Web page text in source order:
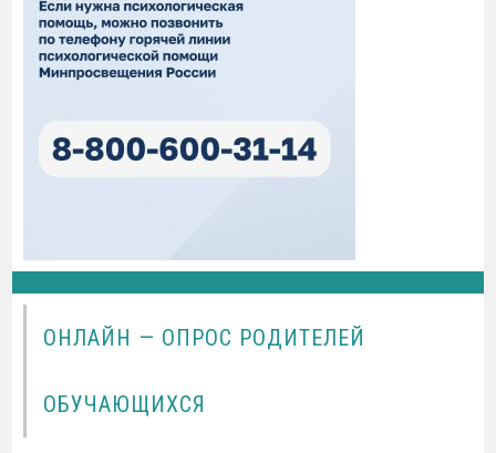
ОНЛАЙН — ОПРОС РОДИТЕЛЕЙ
ОБУЧАЮЩИХСЯ